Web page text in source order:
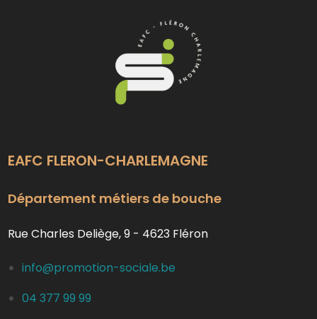
EAFC FLERON-CHARLEMAGNE
Département métiers de bouche
Rue Charles Deliège, 9 - 4623 Fléron
info@promotion-sociale.be
04 377 99 99